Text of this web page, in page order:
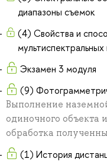
диапазоны съемок
(4) Свойства и
Экзамен 3 модуля
(9)
Выполнение
одиночного объекта
обработка
(1) История